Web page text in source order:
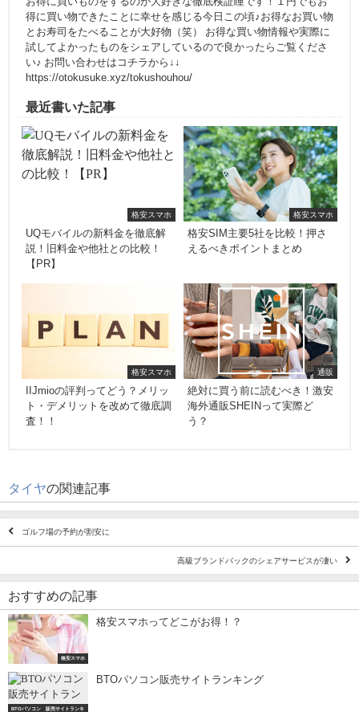
得に買い物できたことに幸せを感じる今日この頃♪お得なお買い物
とお寿司をたべることが大好物（笑） お得な買い物情報や実際に
試してよかったものをシェアしているので良かったらご覧くださ
い♪ お問い合わせはコチラから↓↓
https://otokusuke.xyz/tokushouhou/
最近書いた記事
格安スマホ
UQモバイルの新料金を徹底解
説！旧料金や他社との比較！
【PR】
格安スマホ
格安SIM主要5社を比較！押さ
えるべきポイントまとめ
格安スマホ
IIJmioの評判ってどう？メリッ
ト・デメリットを改めて徹底調
査！！
通販
絶対に買う前に読むべき！激安
海外通販SHEINって実際ど
う？
タイヤの関連記事
ゴルフ場の予約が割安に
高級ブランドバックのシェアサービスが凄い
おすすめの記事
格安スマホ
格安スマホってどこがお得！？
BTOパソコン 販売サイトランキ
BTOパソコン販売サイトランキング